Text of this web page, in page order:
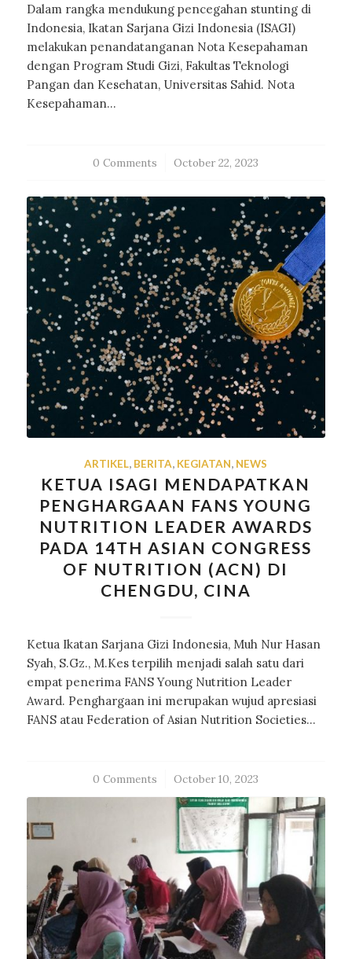
Dalam rangka mendukung pencegahan stunting di
Indonesia, Ikatan Sarjana Gizi Indonesia (ISAGI)
melakukan penandatanganan Nota Kesepahaman
dengan Program Studi Gizi, Fakultas Teknologi
Pangan dan Kesehatan, Universitas Sahid. Nota
Kesepahaman…
0 Comments
/ October 22, 2023
ARTIKEL, BERITA, KEGIATAN, NEWS
KETUA ISAGI MENDAPATKAN
PENGHARGAAN FANS YOUNG
NUTRITION LEADER AWARDS
PADA 14TH ASIAN CONGRESS
OF NUTRITION (ACN) DI
CHENGDU, CINA
Ketua Ikatan Sarjana Gizi Indonesia, Muh Nur Hasan
Syah, S.Gz., M.Kes terpilih menjadi salah satu dari
empat penerima FANS Young Nutrition Leader
Award. Penghargaan ini merupakan wujud apresiasi
FANS atau Federation of Asian Nutrition Societies…
0 Comments
/ October 10, 2023